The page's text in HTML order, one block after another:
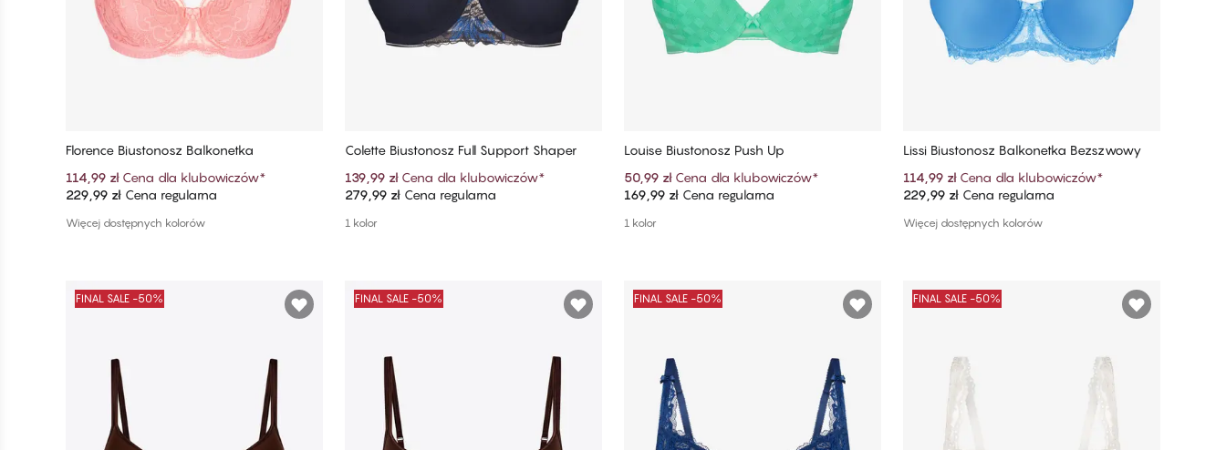
Dodaj do koszyka
Florence Biustonosz Balkonetka
114,99 zł Cena dla klubowiczów*
229,99 zł Cena regularna
Więcej dostępnych kolorów
Dodaj do koszyka
Colette Biustonosz Full Support Shaper
139,99 zł Cena dla klubowiczów*
279,99 zł Cena regularna
1 kolor
Dodaj do koszyka
Louise Biustonosz Push Up
50,99 zł Cena dla klubowiczów*
169,99 zł Cena regularna
1 kolor
Dodaj do koszyka
Lissi Biustonosz Balkonetka Bezszwowy
114,99 zł Cena dla klubowiczów*
229,99 zł Cena regularna
Więcej dostępnych kolorów
FINAL SALE -50% FINAL SALE -50% FINAL SALE -50% FINAL SALE -50%